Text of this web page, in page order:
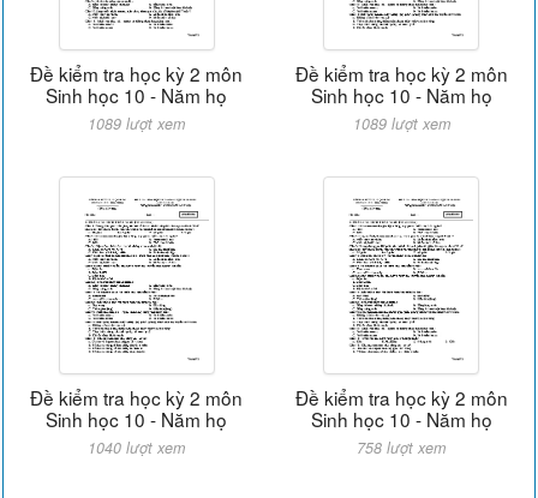
Đề kiểm tra học kỳ 2 môn
Sinh học 10 - Năm họ
1089 lượt xem
Đề kiểm tra học kỳ 2 môn
Sinh học 10 - Năm họ
1089 lượt xem
Đề kiểm tra học kỳ 2 môn
Sinh học 10 - Năm họ
1040 lượt xem
Đề kiểm tra học kỳ 2 môn
Sinh học 10 - Năm họ
758 lượt xem